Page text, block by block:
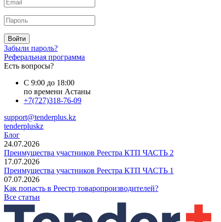
Войти
Забыли пароль?
Реферальная программа
Есть вопросы?
С 9:00 до 18:00
по времени Астаны
+7(727)318-76-09
support@tenderplus.kz
tenderpluskz
Блог
24.07.2026
Преимущества участников Реестра КТП ЧАСТЬ 2
17.07.2026
Преимущества участников Реестра КТП ЧАСТЬ 1
07.07.2026
Как попасть в Реестр товаропроизводителей?
Все статьи